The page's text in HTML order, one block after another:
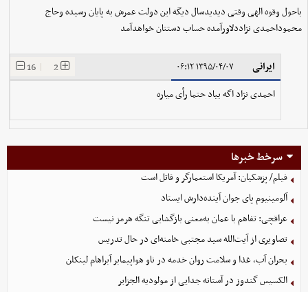
باحول وقوه الهی وقتی دیدیدسال دیگه این دولت عمرش به پایان رسیده وحاج
محموداحمدی نژاددلاورآمده حساب دستتان خواهدآمد
ایرانی ۱۳۹۵/۰۴/۰۷ ۰۶:۱۲ 2
|
16
احمدی نژاد اگه بیاد حتما رأی میاره
سرخط خبرها
فیلم/ پزشکیان: آمریکا استعمارگر و قاتل است
آلومینیوم پای جوان آینده‌دارش ایستاد
عراقچی: تفاهم با عمان به‌معنی بازگشایی تنگه هرمز نیست
تصاویری از آیت‌الله سید مجتبی خامنه‌ای در حال تدریس
بحران آب، غذا و سلامت روان خدمه در ناو هواپیمابر آبراهام لینکلن
الکسیس گندوز در آستانه جدایی از مولودیه الجزایر